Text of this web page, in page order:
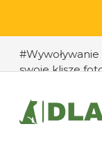
#Wywoływanie
swoje klisze
#Jak
#Jak zapobiec